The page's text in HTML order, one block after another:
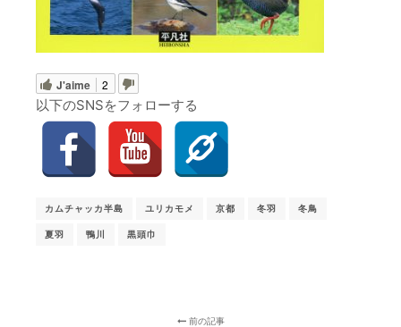
J'aime 2
以下のSNSをフォローする
カムチャッカ半島 ユリカモメ 京都 冬羽 冬鳥
夏羽 鴨川 黒頭巾
前の記事